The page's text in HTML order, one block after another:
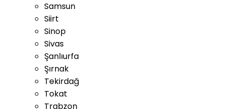
Samsun
Siirt
Sinop
Sivas
Şanlıurfa
Şırnak
Tekirdağ
Tokat
Trabzon